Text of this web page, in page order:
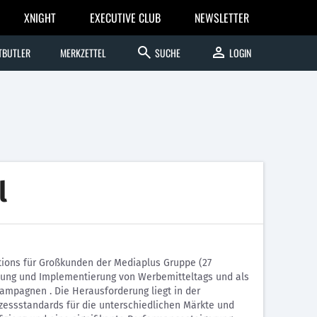
XNIGHT EXECUTIVE CLUB NEWSLETTER
MERKZETTEL search SUCHE person LOGIN
für Großkunden der Mediaplus Gruppe (27
und Implementierung von Werbemitteltags und als
. Die Herausforderung liegt in der
für die unterschiedlichen Märkte und